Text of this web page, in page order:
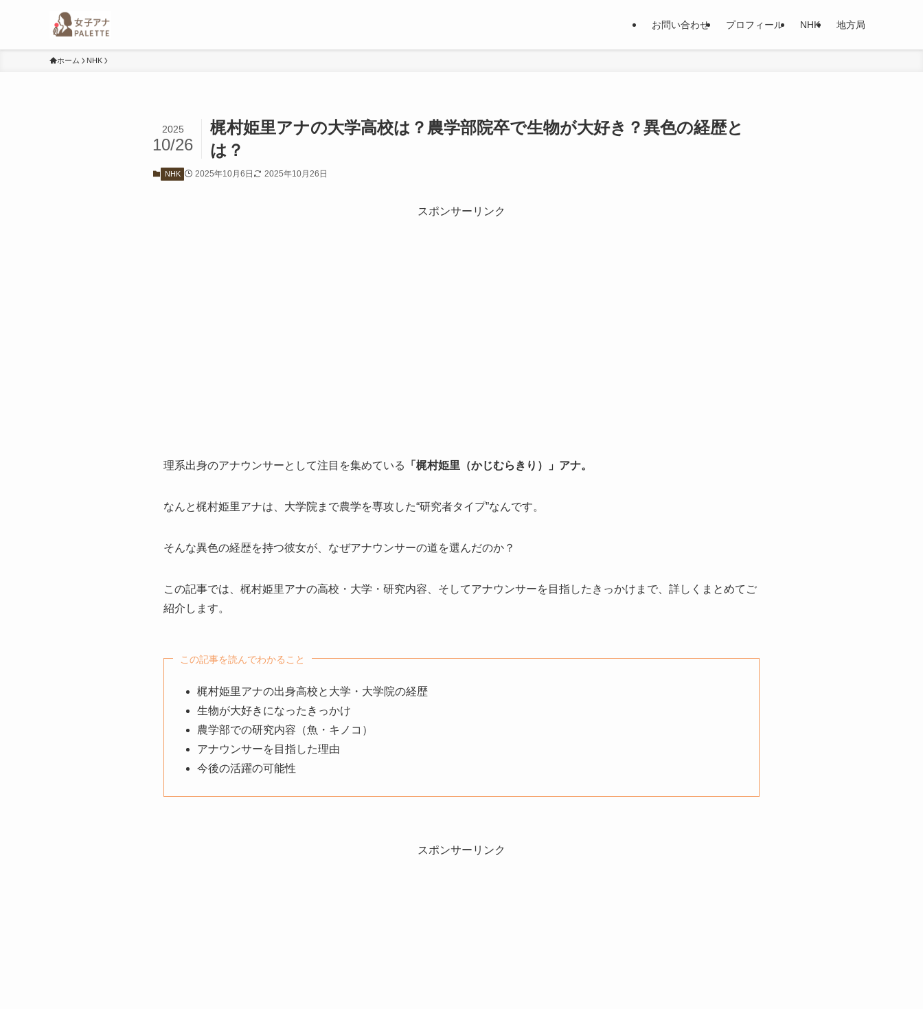
お問い合わせ プロフィール NHK 地方局
ホーム NHK
梶村姫里アナの大学高校は？農学部院卒で生物が大好き？異色の経歴と
は？
2025
10/26
NHK 2025年10月6日 2025年10月26日
スポンサーリンク
理系出身のアナウンサーとして注目を集めている 「梶村姫里（かじむらきり）」アナ。
なんと梶村姫里アナは、大学院まで農学を専攻した“研究者タイプ”なんです。
そんな異色の経歴を持つ彼女が、なぜアナウンサーの道を選んだのか？
この記事では、梶村姫里アナの高校・大学・研究内容、そしてアナウンサーを目指したきっかけまで、詳しくまとめてご
紹介します。
この記事を読んでわかること
梶村姫里アナの出身高校と大学・大学院の経歴
生物が大好きになったきっかけ
農学部での研究内容（魚・キノコ）
アナウンサーを目指した理由
今後の活躍の可能性
スポンサーリンク